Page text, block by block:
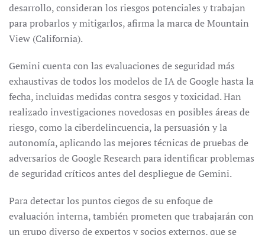
desarrollo, consideran los riesgos potenciales y trabajan
para probarlos y mitigarlos, afirma la marca de Mountain
View (California).
Gemini cuenta con las evaluaciones de seguridad más
exhaustivas de todos los modelos de IA de Google hasta la
fecha, incluidas medidas contra sesgos y toxicidad. Han
realizado investigaciones novedosas en posibles áreas de
riesgo, como la ciberdelincuencia, la persuasión y la
autonomía, aplicando las mejores técnicas de pruebas de
adversarios de Google Research para identificar problemas
de seguridad críticos antes del despliegue de Gemini.
Para detectar los puntos ciegos de su enfoque de
evaluación interna, también prometen que trabajarán con
un grupo diverso de expertos y socios externos, que se